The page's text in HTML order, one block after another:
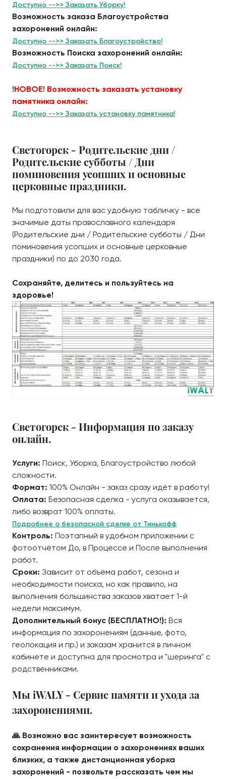
Доступно -->> Заказать Уборку!
Возможность заказа Благоустройства
захоронений онлайн:
Доступно -->> Заказать Благоустройство!
Возможность Поиска захоронений онлайн:
Доступно -->> Заказать Поиск!
!НОВОЕ! Возможность заказать установку
памятника онлайн:
Доступно -->> Заказать установку памятника!
Светогорск - Родительские дни /
Родительские субботы / Дни
поминовения усопших и основные
церковные праздники.
Мы подготовили для вас удобную табличку - все
значимые даты православного календаря
(Родительские дни / Родительские субботы / Дни
поминовения усопших и основные церковные
праздники) по до 2030 года.
Сохраняйте, делитесь и пользуйтесь на
здоровье!
Светогорск - Информация по заказу
онлайн.
Услуги: Поиск, Уборка, Благоустройство любой
сложности.
Формат: 100% Онлайн - заказ сразу идёт в работу!
Оплата: Безопасная сделка - услуга оказывается,
либо возврат 100% оплаты.
Подробнее о безопасной сделке от Тинькофф
Контроль: Поэтапный в удобном приложении с
фотоотчётом До, в Процессе и После выполнения
работ.
Сроки: Зависит от объёма работ, сезона и
необходимости поиска, но как правило, на
выполнения большинства заказов хватает 1-й
недели максимум.
Дополнительный бонус (БЕСПЛАТНО!): Вся
информация по захоронениям (данные, фото,
геолокация и пр.) и заказам хранится в личном
кабинете и доступна для просмотра и "шеринга" с
родственниками.
Мы iWALY - Сервис памяти и ухода за
захоронениями.
🙏 Возможно вас заинтересует возможность
сохранения информации о захоронениях ваших
близких, а также дистанционная уборка
захоронений - позвольте рассказать чем мы